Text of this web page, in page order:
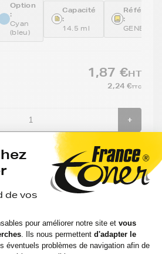
Option
:
Cyan
(bleu)
Capacité
:
14.5 ml
:
1,87 €HT
2,24 €TTC
+
Ajouter au panier